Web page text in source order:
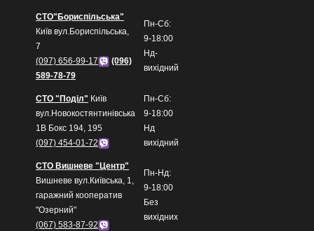
СТО"Бориспільська"
Київ вул.Бориспільська,
7
(097) 656-99-17
(096)
589-78-79
Пн-Сб:
9-18:00
Нд-
вихідний
СТО "Поділ" Київ
вул.Новокостянтинівська
1В Бокс 194, 195
(097) 454-01-72
Пн-Сб:
9-18:00
Нд
вихідний
СТО Вишневе "Центр"
Вишневе вул.Київська, 1,
гаражний кооператив
"Озерний"
(067) 583-87-92
Пн-Нд:
9-18:00
Без
вихідних